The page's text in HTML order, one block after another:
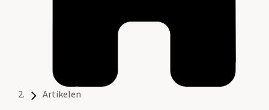
Artikelen